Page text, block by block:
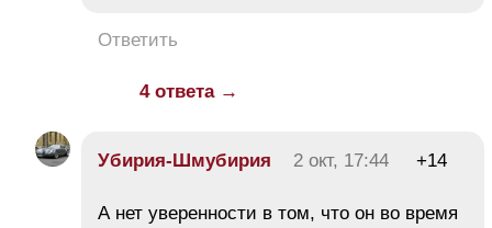
Ответить
4 ответа →
Убирия-Шмубирия 2 окт, 17:44 +14
А нет уверенности в том, что он во время